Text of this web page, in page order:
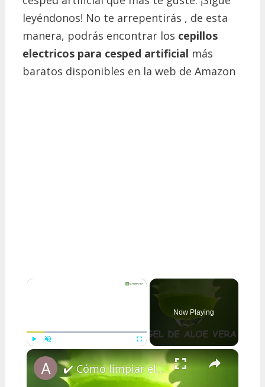
leyéndonos! No te arrepentirás , de esta
manera, podrás encontrar los cepillos
electricos para cesped artificial más
baratos disponibles en la web de Amazon
×
Fullscreen
Now Playing
×
✔️ Cómo limpiar el gel de aloe vera 🌱 o sábila correctamente